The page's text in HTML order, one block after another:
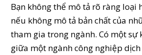
Bạn không thể mô tả rõ ràng loại
nếu không mô tả bản chất của
tham gia trong ngành. Có một sự
giữa một ngành công nghiệp